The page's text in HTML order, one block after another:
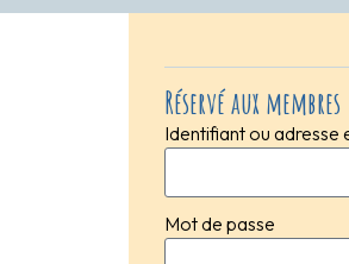
Réservé aux membres
Identifiant ou adresse
Mot de passe